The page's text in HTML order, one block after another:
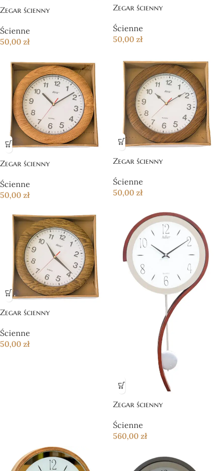
Zegar ścienny
Ścienne
50,00 zł
Zegar ścienny
Ścienne
50,00 zł
Zegar ścienny
Ścienne
50,00 zł
Zegar ścienny
Ścienne
50,00 zł
Zegar ścienny
Ścienne
50,00 zł
Zegar ścienny
Ścienne
560,00 zł